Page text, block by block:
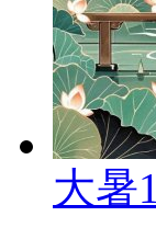
大暑